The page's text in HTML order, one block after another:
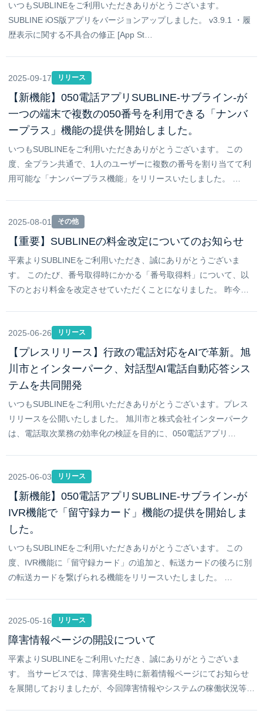
いつもSUBLINEをご利用いただきありがとうございます。
SUBLINE iOS版アプリをバージョンアップしました。 v3.9.1 ・履
歴表示に関する不具合の修正 [App St…
2025-09-17 リリース
【新機能】050電話アプリSUBLINE-サブライン-が
一つの端末で複数の050番号を利用できる「ナンバ
ープラス」機能の提供を開始しました。
いつもSUBLINEをご利用いただきありがとうございます。 この
度、全プラン共通で、1人のユーザーに複数の番号を割り当てて利
用可能な「ナンバープラス機能」をリリースいたしました。 …
2025-08-01 その他
【重要】SUBLINEの料金改定についてのお知らせ
平素よりSUBLINEをご利用いただき、誠にありがとうございま
す。 このたび、番号取得時にかかる「番号取得料」について、以
下のとおり料金を改定させていただくことになりました。 昨今…
2025-06-26 リリース
【プレスリリース】行政の電話対応をAIで革新。旭
川市とインターパーク、対話型AI電話自動応答シス
テムを共同開発
いつもSUBLINEをご利用いただきありがとうございます。プレス
リリースを公開いたしました。 旭川市と株式会社インターパーク
は、電話取次業務の効率化の検証を目的に、050電話アプリ…
2025-06-03 リリース
【新機能】050電話アプリSUBLINE-サブライン-が
IVR機能で「留守録カード」機能の提供を開始しま
した。
いつもSUBLINEをご利用いただきありがとうございます。 この
度、IVR機能に「留守録カード」の追加と、転送カードの後ろに別
の転送カードを繋げられる機能をリリースいたしました。 …
2025-05-16 リリース
障害情報ページの開設について
平素よりSUBLINEをご利用いただき、誠にありがとうございま
す。 当サービスでは、障害発生時に新着情報ページにてお知らせ
を展開しておりましたが、今回障害情報やシステムの稼働状況等…